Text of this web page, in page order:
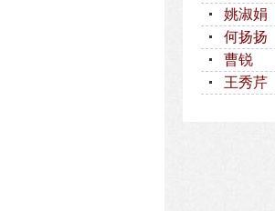
姚淑娟
何扬扬
曹锐
王秀芹